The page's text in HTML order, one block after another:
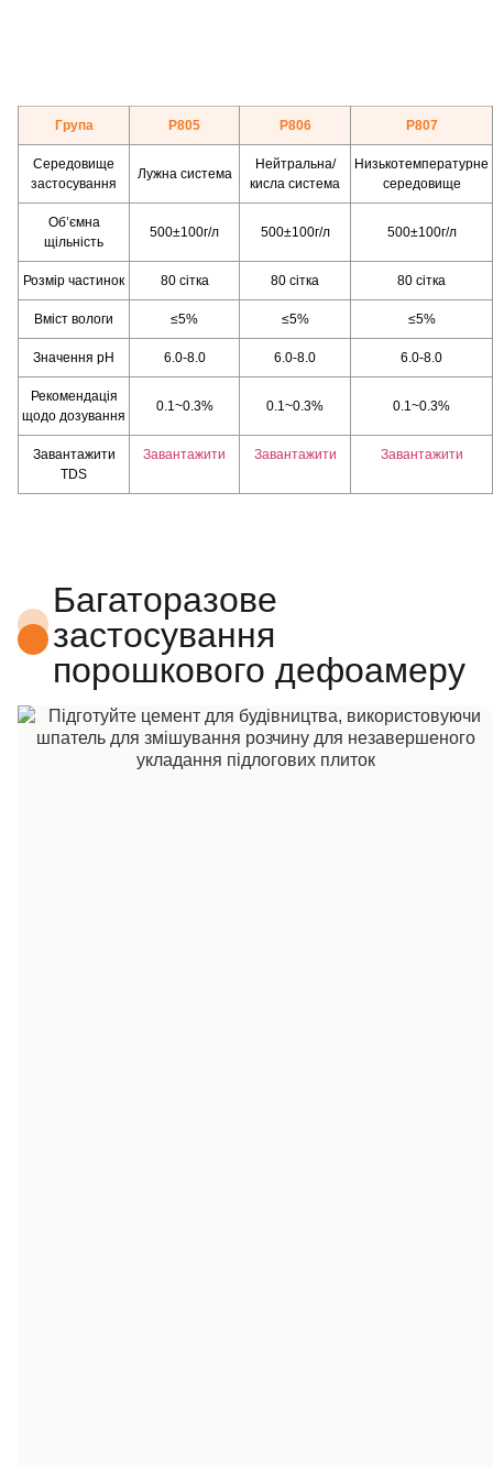
Група P805 P806 P807
Середовище
застосування
Лужна система
Нейтральна/
кисла система
Низькотемпературне
середовище
Об’ємна
щільність
500±100г/л 500±100г/л 500±100г/л
Розмір частинок 80 сітка 80 сітка 80 сітка
Вміст вологи ≤5% ≤5% ≤5%
Значення pH 6.0-8.0 6.0-8.0 6.0-8.0
Рекомендація
щодо дозування
0.1~0.3% 0.1~0.3% 0.1~0.3%
Завантажити
TDS
Завантажити Завантажити Завантажити
Багаторазове
застосування
порошкового дефоамеру